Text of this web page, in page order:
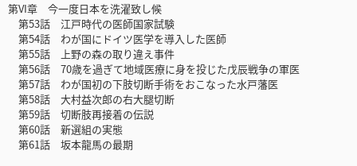
第VI章 今一度日本を洗濯致し候
第53話 江戸時代の医師国家試験
第54話 わが国にドイツ医学を導入した医師
第55話 上野の森の取り違え事件
第56話 70歳を過ぎて地域医療に身を投じた戊辰戦争の軍医
第57話 わが国初の下肢切断手術をおこなった水戸藩医
第58話 大村益次郎の右大腿切断
第59話 切断肢再接着の伝説
第60話 新選組の実態
第61話 坂本龍馬の最期